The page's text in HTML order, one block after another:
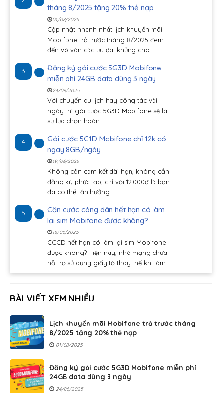
tháng 8/2025 tặng 20% thẻ nạp
01/08/2025
Cập nhật nhanh nhất lịch khuyến mãi
Mobifone trả trước tháng 8/2025 đem
đến vô vàn các ưu đãi khủng cho...
3
Đăng ký gói cước 5G3D Mobifone
miễn phí 24GB data dùng 3 ngày
24/06/2025
Với chuyến du lịch hay công tác vài
ngày thì gói cước 5G3D Mobifone sẽ là
sự lựa chọn hoàn ...
4
Gói cước 5G1D Mobifone chỉ 12k có
ngay 8GB/ngày
19/06/2025
Không cần cam kết dài hạn, không cần
đăng ký phức tạp, chỉ với 12.000đ là bạn
đã có thể tận hưởng...
5
Căn cước công dân hết hạn có làm
lại sim Mobifone được không?
18/06/2025
CCCD hết hạn có làm lại sim Mobifone
được không? Hiện nay, nhà mạng chưa
hỗ trợ sử dụng giấy tờ thay thế khi làm...
BÀI VIẾT XEM NHIỀU
Lịch khuyến mãi Mobifone trả trước tháng
8/2025 tặng 20% thẻ nạp
01/08/2025
Đăng ký gói cước 5G3D Mobifone miễn phí
24GB data dùng 3 ngày
24/06/2025